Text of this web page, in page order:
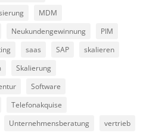
MDM
Neukundengewinnung
PIM
saas SAP
skalieren
Skalierung
Software
Telefonakquise
Unternehmensberatung
vertrieb